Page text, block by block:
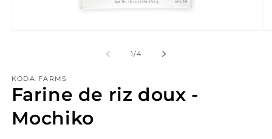
une
fenêtre
modale
1/de
4
KODA FARMS
Farine de riz doux -
Mochiko